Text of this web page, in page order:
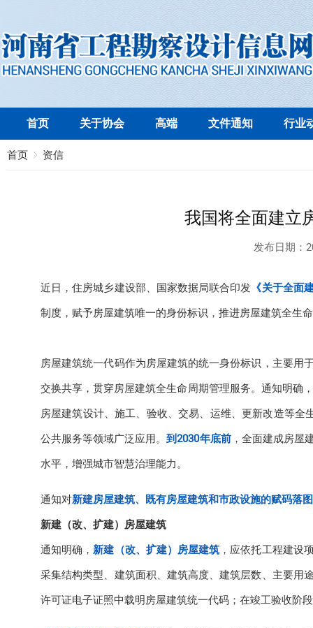
首页 关于协会 高端 文件通知 行业
首页 资信
我国将全面建立
发布日期：
近日，住房城乡建设部、国家数据局联合印发 《关于全面
制度，赋予房屋建筑唯一的身份标识，推进房屋建筑全生
房屋建筑统一代码作为房屋建筑的统一身份标识，主要用
交换共享，贯穿房屋建筑全生命周期管理服务。通知明确，
房屋建筑设计、施工、验收、交易、运维、更新改造等全
公共服务等领域广泛应用。到2030年底前，全面建成房屋
水平，增强城市智慧治理能力。
通知对新建房屋建筑、既有房屋建筑和市政设施的赋码落图
新建（改、扩建）房屋建筑
通知明确，新建（改、扩建）房屋建筑 ，应依托工程建设
采集结构类型、建筑面积、建筑高度、建筑层数、主要用
许可证电子证照中载明房屋建筑统一代码；在竣工验收阶